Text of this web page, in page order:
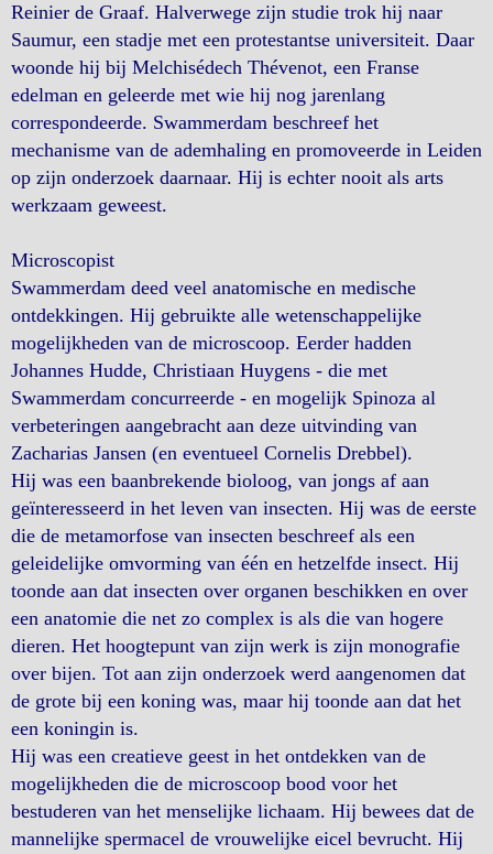
Reinier de Graaf. Halverwege zijn studie trok hij naar
Saumur, een stadje met een protestantse universiteit. Daar
woonde hij bij Melchisédech Thévenot, een Franse
edelman en geleerde met wie hij nog jarenlang
correspondeerde. Swammerdam beschreef het
mechanisme van de ademhaling en promoveerde in Leiden
op zijn onderzoek daarnaar. Hij is echter nooit als arts
werkzaam geweest.
Microscopist
Swammerdam deed veel anatomische en medische
ontdekkingen. Hij gebruikte alle wetenschappelijke
mogelijkheden van de microscoop. Eerder hadden
Johannes Hudde, Christiaan Huygens - die met
Swammerdam concurreerde - en mogelijk Spinoza al
verbeteringen aangebracht aan deze uitvinding van
Zacharias Jansen (en eventueel Cornelis Drebbel).
Hij was een baanbrekende bioloog, van jongs af aan
geïnteresseerd in het leven van insecten. Hij was de eerste
die de metamorfose van insecten beschreef als een
geleidelijke omvorming van één en hetzelfde insect. Hij
toonde aan dat insecten over organen beschikken en over
een anatomie die net zo complex is als die van hogere
dieren. Het hoogtepunt van zijn werk is zijn monografie
over bijen. Tot aan zijn onderzoek werd aangenomen dat
de grote bij een koning was, maar hij toonde aan dat het
een koningin is.
Hij was een creatieve geest in het ontdekken van de
mogelijkheden die de microscoop bood voor het
bestuderen van het menselijke lichaam. Hij bewees dat de
mannelijke spermacel de vrouwelijke eicel bevrucht. Hij